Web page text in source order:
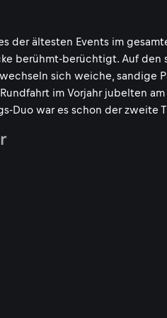
der ältesten Events im
berühmt-berüchtigt. Auf
sich weiche, sandige
im Vorjahr jubelten
Duo war es schon der zweite